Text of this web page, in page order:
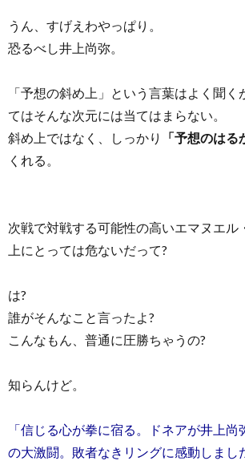
うん、すげえわやっぱり。
恐るべし井上尚弥。
「予想の斜め上」という言葉はよく聞く
てはそんな次元には当てはまらない。
斜め上ではなく、しっかり
「予想のはる
くれる。
次戦で対戦する可能性の高いエマヌエル
上にとっては危ないだって?
は?
誰がそんなこと言ったよ?
こんなもん、普通に圧勝ちゃうの?
知らんけど。
「信じる心が拳に宿る。ドネアが井上尚
の大激闘。敗者なきリングに感動しまし